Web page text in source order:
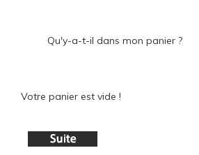
Qu'y-a-t-il dans mon panier ?
Votre panier est vide !